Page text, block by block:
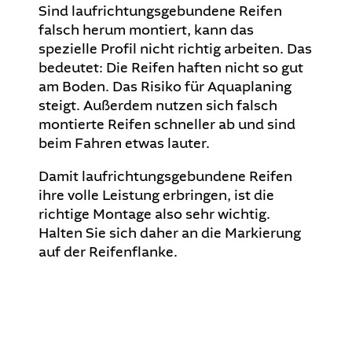
Sind laufrichtungsgebundene Reifen
falsch herum montiert, kann das
spezielle Profil nicht richtig arbeiten. Das
bedeutet: Die Reifen haften nicht so gut
am Boden. Das Risiko für Aquaplaning
steigt. Außerdem nutzen sich falsch
montierte Reifen schneller ab und sind
beim Fahren etwas lauter.
Damit laufrichtungsgebundene Reifen
ihre volle Leistung erbringen, ist die
richtige Montage also sehr wichtig.
Halten Sie sich daher an die Markierung
auf der Reifenflanke.